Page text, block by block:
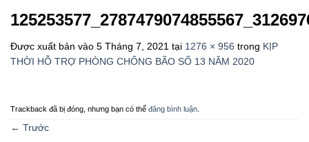
Được xuất bản vào 5 Tháng 7, 2021 tại 1276 × 956 trong KỊP
THỜI HỖ TRỢ PHÒNG CHỐNG BÃO SỐ 13 NĂM 2020
Trackback đã bị đóng, nhưng bạn có thể đăng bình luận
← Trước